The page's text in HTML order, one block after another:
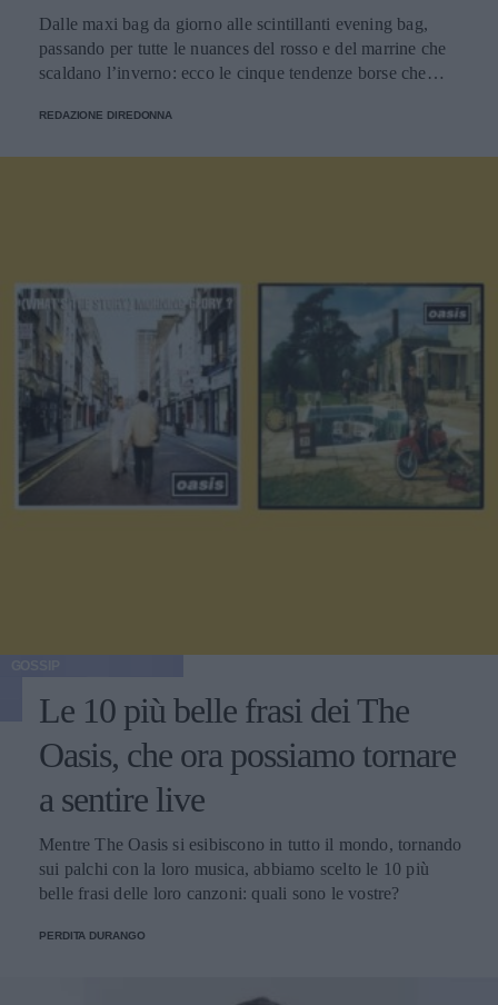
Dalle maxi bag da giorno alle scintillanti evening bag,
passando per tutte le nuances del rosso e del marrine che
scaldano l’inverno: ecco le cinque tendenze borse che
REDAZIONE DIREDONNA
Le 10 più belle frasi dei The
Oasis, che ora possiamo tornare
a sentire live
Mentre The Oasis si esibiscono in tutto il mondo, tornando
sui palchi con la loro musica, abbiamo scelto le 10 più
belle frasi delle loro canzoni: quali sono le vostre?
PERDITA DURANGO